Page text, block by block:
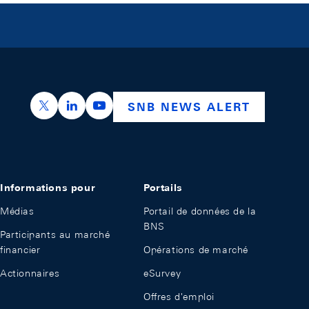
https://x.com/snb_bns
https://ch.linkedin.com/company/swiss-
https://www.youtube.com/
SNB NEWS ALERT
Informations pour
Médias
Participants au marché
financier
Actionnaires
Portails
Portail de données de la
BNS
Opérations de marché
eSurvey
Offres d'emploi